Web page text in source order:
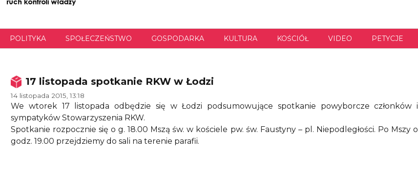
POLITYKA SPOŁECZEŃSTWO GOSPODARKA KULTURA KOŚCIÓŁ VIDEO PETYCJE
17 listopada spotkanie RKW w Łodzi
14 listopada 2015, 13:18
We wtorek 17 listopada odbędzie się w Łodzi podsumowujące spotkanie powyborcze członków i
sympatyków Stowarzyszenia RKW.
Spotkanie rozpocznie się o g. 18.00 Mszą św. w kościele pw. św. Faustyny – pl. Niepodległości. Po Mszy o
godz. 19.00 przejdziemy do sali na terenie parafii.